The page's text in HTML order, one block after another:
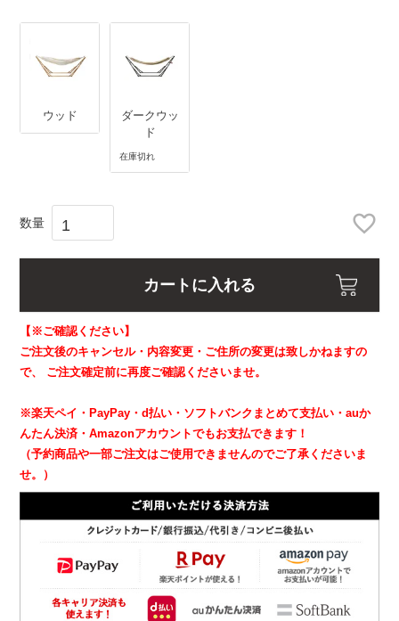
ウッド
ダークウッ
ド
在庫切れ
カートに入れる
【※ご確認ください】
ご注文後のキャンセル・内容変更・ご住所の変更は致しかねますの
で、
ご注文確定前に再度ご確認くださいませ。
※楽天ペイ・PayPay・d払い・ソフトバンクまとめて支払い・auか
んたん決済・Amazonアカウントでもお支払できます！
（予約商品や一部ご注文はご使用できませんのでご了承くださいま
せ。）